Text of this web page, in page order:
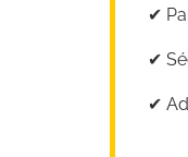
✔︎
✔︎
✔︎